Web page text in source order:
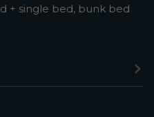
+ single bed, bunk bed